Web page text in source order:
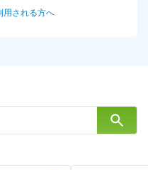
各種手当＋賞与
円以上＋各種手当＋賞与
当＋賞与
り優遇いたします
用される方へ